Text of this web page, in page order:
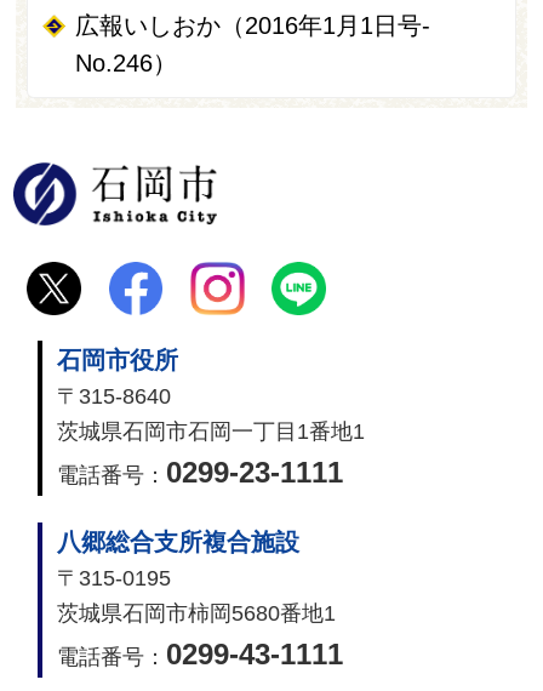
広報いしおか（2016年1月1日号-
No.246）
石岡市役所
〒315-8640
茨城県石岡市石岡一丁目1番地1
電話番号： 0299-23-1111
八郷総合支所複合施設
〒315-0195
茨城県石岡市柿岡5680番地1
電話番号： 0299-43-1111